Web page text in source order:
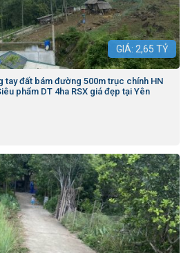
GIÁ: 2,65 TỶ
tay đất bám đường 500m trục chính HN
phẩm DT 4ha RSX giá đẹp tại Yên